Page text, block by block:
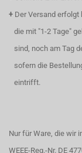
+ Der Versand erfolgt
die mit "1-2 Tage"
sind, noch am Tag
sofern die
eintrifft.
Nur für Ware, die wir
WEEE-Reg.-Nr. DE